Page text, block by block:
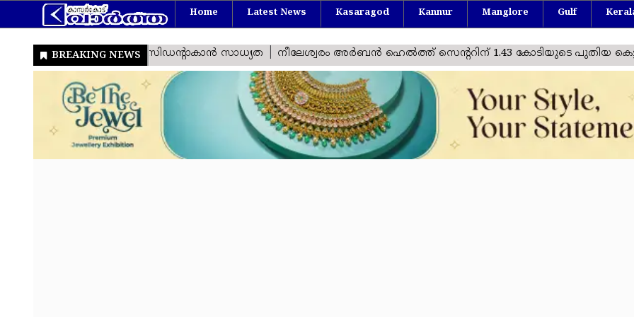
Home Latest News Kasaragod Kannur Manglore Gulf